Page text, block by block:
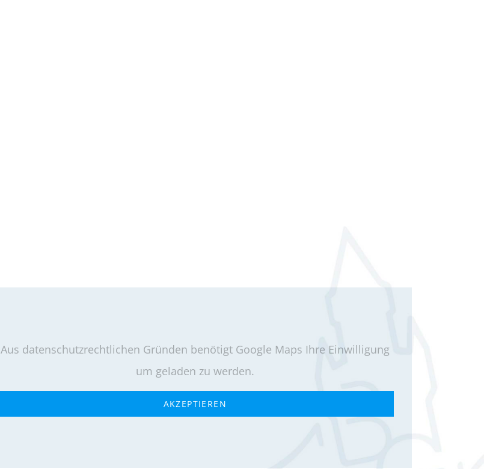
Aus datenschutzrechtlichen Gründen benötigt Google Maps Ihre Einwilligung
um geladen zu werden.
AKZEPTIEREN